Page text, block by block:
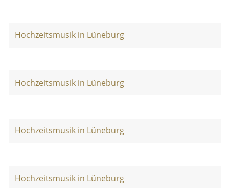
Hochzeitsmusik in Lüneburg
Hochzeitsmusik in Lüneburg
Hochzeitsmusik in Lüneburg
Hochzeitsmusik in Lüneburg